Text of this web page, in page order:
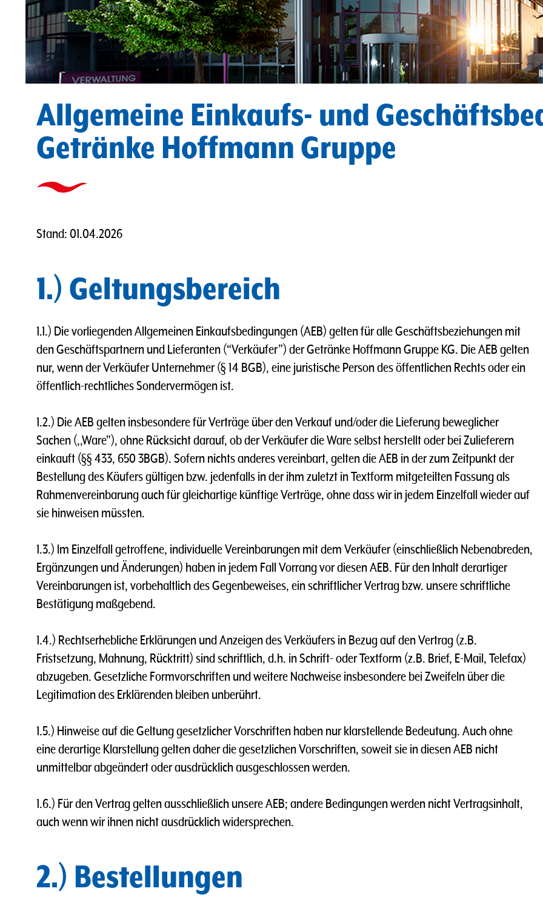
Allgemeine Einkaufs- und
Getränke Hoffmann Gruppe
Stand: 01.04.2026
1.) Geltungsbereich
1.1.) Die vorliegenden Allgemeinen Einkaufsbedingungen (AEB) gelten für alle Geschäftsbeziehungen mit
den Geschäftspartnern und Lieferanten (“Verkäufer”) der Getränke Hoffmann Gruppe KG. Die AEB gelten
nur, wenn der Verkäufer Unternehmer (§ 14 BGB), eine juristische Person des öffentlichen Rechts oder ein
öffentlich-rechtliches Sondervermögen ist.
1.2.) Die AEB gelten insbesondere für Verträge über den Verkauf und/oder die Lieferung beweglicher
Sachen (,,Ware"), ohne Rücksicht darauf, ob der Verkäufer die Ware selbst herstellt oder bei Zulieferern
einkauft (§§ 433, 650 3BGB). Sofern nichts anderes vereinbart, gelten die AEB in der zum Zeitpunkt der
Bestellung des Käufers gültigen bzw. jedenfalls in der ihm zuletzt in Textform mitgeteilten Fassung als
Rahmenvereinbarung auch für gleichartige künftige Verträge, ohne dass wir in jedem Einzelfall wieder auf
sie hinweisen müssten.
1.3.) lm Einzelfall getroffene, individuelle Vereinbarungen mit dem Verkäufer (einschließlich Nebenabreden,
Ergänzungen und Änderungen) haben in jedem Fall Vorrang vor diesen AEB. Für den lnhalt derartiger
Vereinbarungen ist, vorbehaltlich des Gegenbeweises, ein schriftlicher Vertrag bzw. unsere schriftliche
Bestätigung maßgebend.
1.4.) Rechtserhebliche Erklärungen und Anzeigen des Verkäufers in Bezug auf den Vertrag (z.B.
Fristsetzung, Mahnung, Rücktritt) sind schriftlich, d.h. in Schrift- oder Textform (z.B. Brief, E-Mail, Telefax)
abzugeben. Gesetzliche Formvorschriften und weitere Nachweise insbesondere bei Zweifeln über die
Legitimation des Erklärenden bleiben unberührt.
1.5.) Hinweise auf die Geltung gesetzlicher Vorschriften haben nur klarstellende Bedeutung. Auch ohne
eine derartige Klarstellung gelten daher die gesetzlichen Vorschriften, soweit sie in diesen AEB nicht
unmittelbar abgeändert oder ausdrücklich ausgeschlossen werden.
1.6.) Für den Vertrag gelten ausschließlich unsere AEB; andere Bedingungen werden nicht Vertragsinhalt,
auch wenn wir ihnen nicht ausdrücklich widersprechen.
2.) Bestellungen